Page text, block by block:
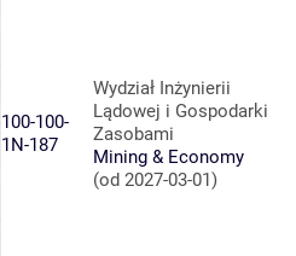
100-100-
1N-187
Wydział Inżynierii
Lądowej i Gospodarki
Zasobami
Mining & Economy
(od 2027-03-01)